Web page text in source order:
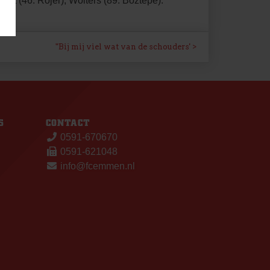
"Bij mij viel wat van de schouders'
CONTACT
0591-670670
0591-621048
info@fcemmen.nl